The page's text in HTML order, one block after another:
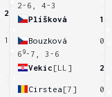
2
1
2-6, 4-3
Plíšková
1
Bouzková
0
6 9-7, 3-6
Vekic [LL] 2
Cirstea [7]
0